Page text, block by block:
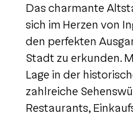
Das charmante
sich im Herzen von
den perfekten
Stadt zu erkunden.
Lage in der
zahlreiche
Restaurants,